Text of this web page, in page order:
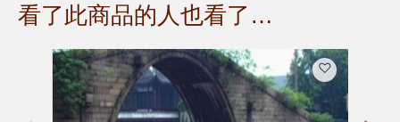
看了此商品的人也看了…